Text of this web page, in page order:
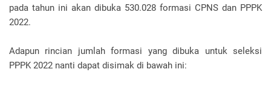
pada tahun ini akan dibuka 530.028 formasi CPNS dan PPPK
2022.
Adapun rincian jumlah formasi yang dibuka untuk seleksi
PPPK 2022 nanti dapat disimak di bawah ini: